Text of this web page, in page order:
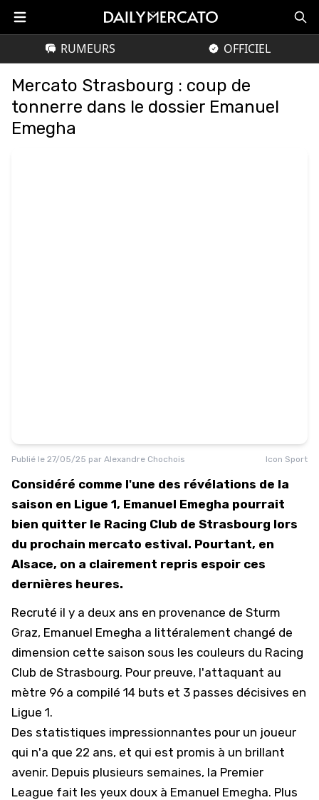
RUMEURS OFFICIEL
Mercato Strasbourg : coup de
tonnerre dans le dossier Emanuel
Emegha
Publié le 27/05/25 par Alexandre Chochois Icon Sport
Considéré comme l'une des révélations de la
saison en Ligue 1, Emanuel Emegha pourrait
bien quitter le Racing Club de Strasbourg lors
du prochain mercato estival. Pourtant, en
Alsace, on a clairement repris espoir ces
dernières heures.
Recruté il y a deux ans en provenance de Sturm
Graz, Emanuel Emegha a littéralement changé de
dimension cette saison sous les couleurs du Racing
Club de Strasbourg. Pour preuve, l'attaquant au
mètre 96 a compilé 14 buts et 3 passes décisives en
Ligue 1.
Des statistiques impressionnantes pour un joueur
qui n'a que 22 ans, et qui est promis à un brillant
avenir. Depuis plusieurs semaines, la Premier
League fait les yeux doux à Emanuel Emegha. Plus